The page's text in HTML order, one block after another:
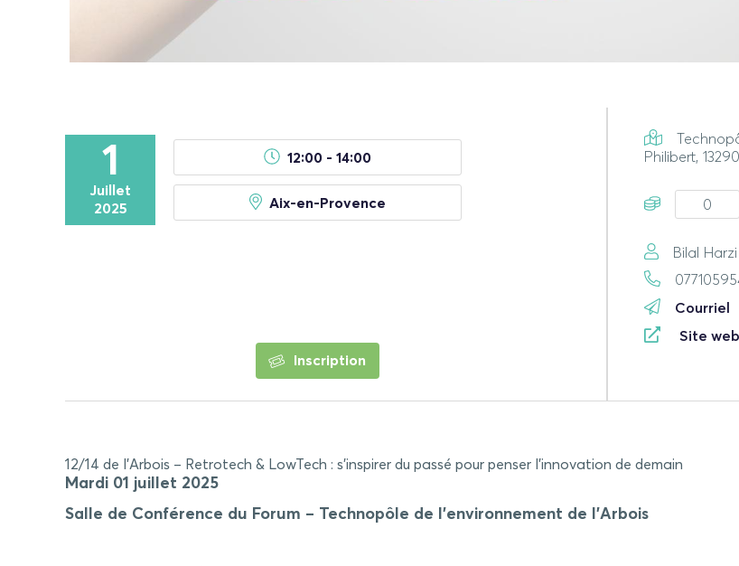
1
Juillet
2025
12:00 - 14:00
Aix-en-Provence
Inscription
Philibert,
0
Bilal Harzi
Courriel
Site
12/14 de l’Arbois – Retrotech & LowTech : s’inspirer du passé pour penser l’innovation de demain
Mardi 01 juillet 2025
Salle de Conférence du Forum – Technopôle de l’environnement de l’Arbois